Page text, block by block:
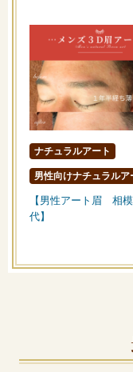
ナチュラルアート
男性向けナチュラルア
【男性アート眉 相
代】